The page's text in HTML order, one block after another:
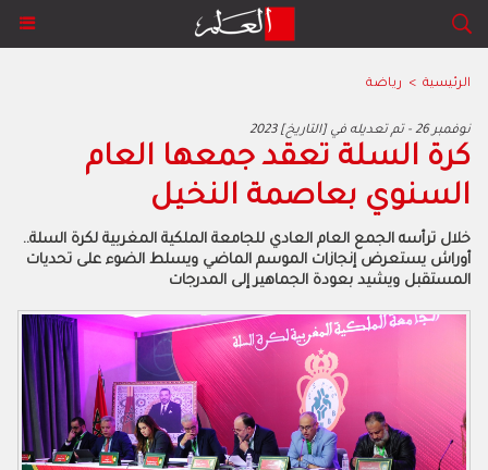
الرئيسية > رياضة
2023 نوفمبر 26 - تم تعديله في [التاريخ]
كرة السلة تعقد جمعها العام
السنوي بعاصمة النخيل
خلال ترأسه الجمع العام العادي للجامعة الملكية المغربية لكرة السلة..
أوراش يستعرض إنجازات الموسم الماضي ويسلط الضوء على تحديات
المستقبل ويشيد بعودة الجماهير إلى المدرجات